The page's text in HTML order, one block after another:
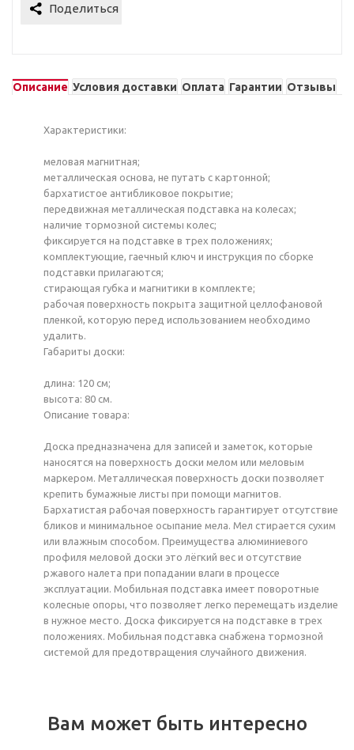
Описание Условия доставки Оплата Гарантии Отзывы
Характеристики:
меловая магнитная;
металлическая основа, не путать с картонной;
бархатистое антибликовое покрытие;
передвижная металлическая подставка на колесах;
наличие тормозной системы колес;
фиксируется на подставке в трех положениях;
комплектующие, гаечный ключ и инструкция по сборке
подставки прилагаются;
стирающая губка и магнитики в комплекте;
рабочая поверхность покрыта защитной целлофановой
пленкой, которую перед использованием необходимо
удалить.
Габариты доски:
длина: 120 см;
высота: 80 см.
Описание товара:
Доска предназначена для записей и заметок, которые
наносятся на поверхность доски мелом или меловым
маркером. Металлическая поверхность доски позволяет
крепить бумажные листы при помощи магнитов.
Бархатистая рабочая поверхность гарантирует отсутствие
бликов и минимальное осыпание мела. Мел стирается сухим
или влажным способом. Преимущества алюминиевого
профиля меловой доски это лёгкий вес и отсутствие
ржавого налета при попадании влаги в процессе
эксплуатации. Мобильная подставка имеет поворотные
колесные опоры, что позволяет легко перемещать изделие
в нужное место. Доска фиксируется на подставке в трех
положениях. Мобильная подставка снабжена тормозной
системой для предотвращения случайного движения.
Вам может быть интересно